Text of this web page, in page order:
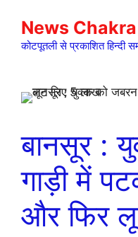
content
News Chakra
कोटपूतली से प्रकाशित हिन्दी
बानसूर :
गाड़ी में
और फिर